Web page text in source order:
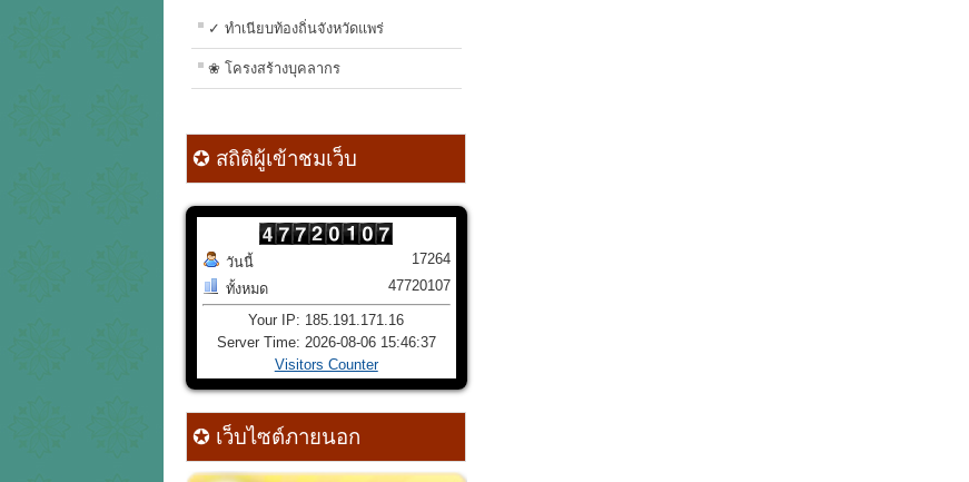
✓ ทำเนียบท้องถิ่นจังหวัดแพร่
❀ โครงสร้างบุคลากร
✪ สถิติผู้เข้าชมเว็บ
วันนี้
ทั้งหมด
17264
47720107
Your IP: 185.191.171.16
Server Time: 2026-08-06 15:46:37
Visitors Counter
✪ เว็บไซต์ภายนอก